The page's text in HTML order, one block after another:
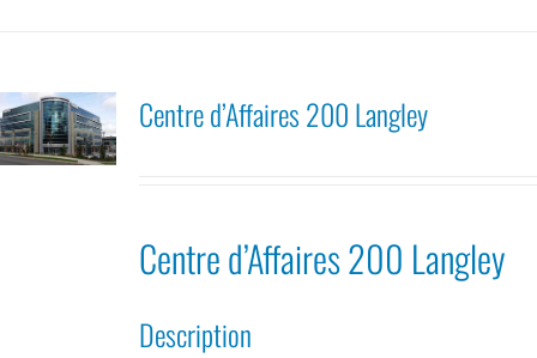
Centre d’Affaires 200 Langley
Centre d’Affaires 200 Langley
Description